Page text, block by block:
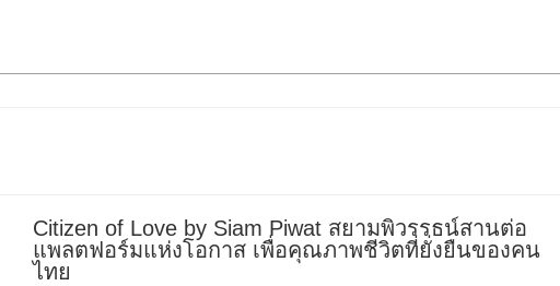
Citizen of Love by Siam Piwat สยามพิวรรธน์สานต่อ
แพลตฟอร์มแห่งโอกาส เพื่อคุณภาพชีวิตที่ยั่งยืนของคน
ไทย